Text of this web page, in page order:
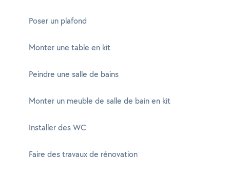
Poser un plafond
Monter une table en kit
Peindre une salle de bains
Monter un meuble de salle de bain en kit
Installer des WC
Faire des travaux de rénovation